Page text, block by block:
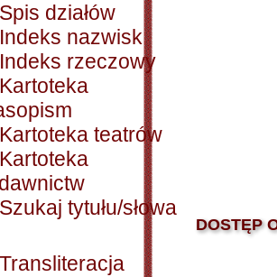
Spis działów
Indeks nazwisk
Indeks rzeczowy
Kartoteka
Kartoteka teatrów
Kartoteka
Szukaj tytułu/słowa
Transliteracja
DOSTĘP